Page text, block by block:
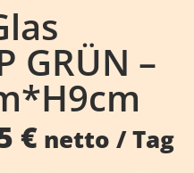
GRÜN –
€netto / Tag